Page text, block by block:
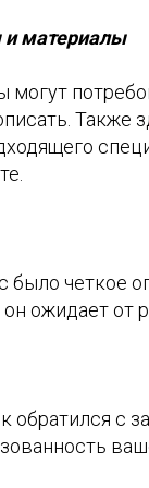
материалы
могут
Также
было четкое
он ожидает от
обратился с